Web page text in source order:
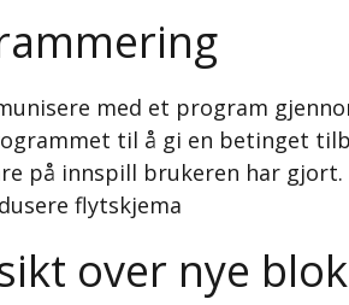
med et program
til å gi en betinget
på innspill brukeren har gjort.
flytskjema
over nye